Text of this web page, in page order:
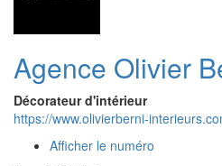
Agence Olivier
Décorateur d'intérieur
https://www.olivierberni-
Afficher le numéro